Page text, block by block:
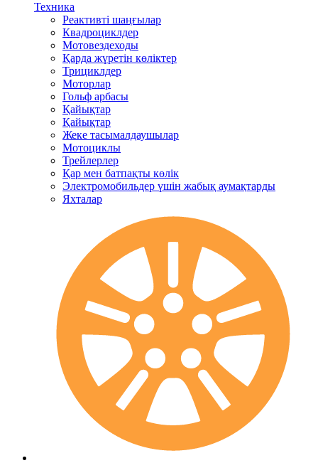
Техника
Реактивті шаңғылар
Квадроциклдер
Мотовездеходы
Қарда жүретін көліктер
Трициклдер
Моторлар
Гольф арбасы
Қайықтар
Қайықтар
Жеке тасымалдаушылар
Мотоциклы
Трейлерлер
Қар мен батпақты көлік
Электромобильдер үшін жабық аумақтарды
Яхталар